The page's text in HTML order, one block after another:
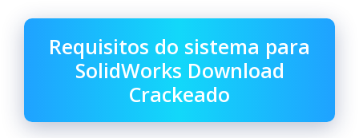
Requisitos do sistema para
SolidWorks Download
Crackeado